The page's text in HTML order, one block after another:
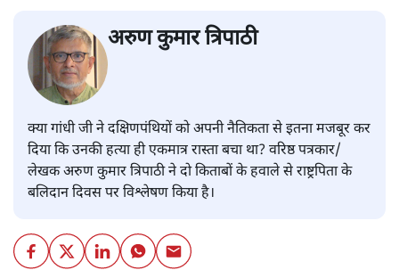
अरुण कुमार त्रिपाठी
क्या गांधी जी ने दक्षिणपंथियों को अपनी नैतिकता से इतना मजबूर कर
दिया कि उनकी हत्या ही एकमात्र रास्ता बचा था? वरिष्ठ पत्रकार/
लेखक अरुण कुमार त्रिपाठी ने दो किताबों के हवाले से राष्ट्रपिता के
बलिदान दिवस पर विश्लेषण किया है।